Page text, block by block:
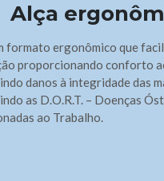
Alça
formato ergonômico que
proporcionando conforto
danos à integridade das
as D.O.R.T. – Doenças
ao Trabalho.